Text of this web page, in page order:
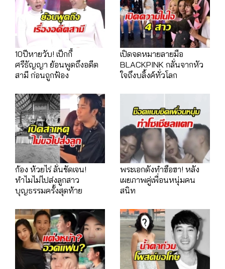
10ปีหายวับ! เป็กกี้
ศรีธัญญา ย้อนพูดถึงอดีต
สามี ก่อนถูกฟ้อง
เปิดจดหมายลายมือ
BLACKPINK กลั่นจากหัว
ใจถึงบลิ้งค์ทั่วโลก
ก้อง ห้วยไร่ ลั่นชัดเจน!
ทำไมไม่ไปส่งลูกสาว
บุญธรรมครั้งสุดท้าย
พระเอกดังทำฮือฮา! หลัง
เผยภาพคู่เพื่อนหนุ่มคน
สนิท